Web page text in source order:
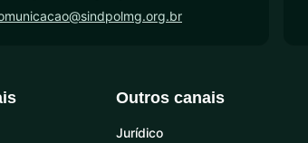
Outros canais
Jurídico